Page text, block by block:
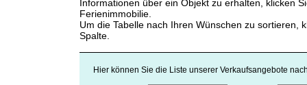
Informationen über ein Objekt zu erhalten, klicken
Ferienimmobilie.
Um die Tabelle nach Ihren Wünschen zu sortieren,
Spalte.
Hier können Sie die Liste unserer Verkaufsangebote